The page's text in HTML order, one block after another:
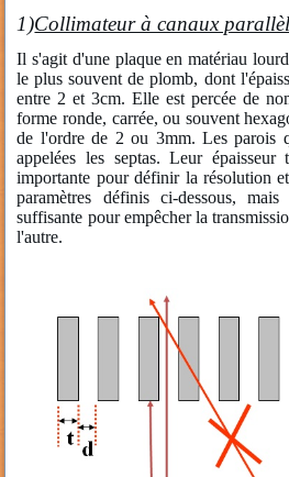
1)Collimateur à canaux
Il s'agit d'une plaque en matériau
le plus souvent de plomb, dont
entre 2 et 3cm. Elle est percée de
forme ronde, carrée, ou souvent
de l'ordre de 2 ou 3mm. Les parois
appelées les septas. Leur
importante pour définir la résolution
paramètres définis ci-dessous,
suffisante pour empêcher la
l'autre.